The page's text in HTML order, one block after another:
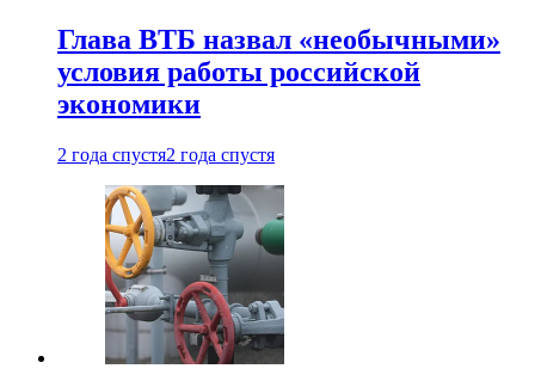
Глава ВТБ назвал «необычными»
условия работы российской
экономики
2 года спустя2 года спустя